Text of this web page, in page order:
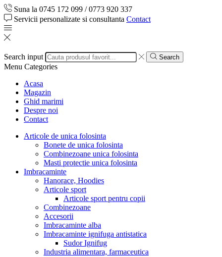
Suna la 0745 172 099 / 0773 920 337
Servicii personalizate si consultanta Contact
Search input Search
Menu Categories
Acasa
Magazin
Ghid marimi
Despre noi
Contact
Articole de unica folosinta
Bonete de unica folosinta
Combinezoane unica folosinta
Masti protectie unica folosinta
Imbracaminte
Hanorace, Hoodies
Articole sport
Articole sport pentru copii
Combinezoane
Accesorii
Imbracaminte alba
Imbracaminte ignifuga antistatica
Sudor Ignifug
Industria alimentara, farmaceutica